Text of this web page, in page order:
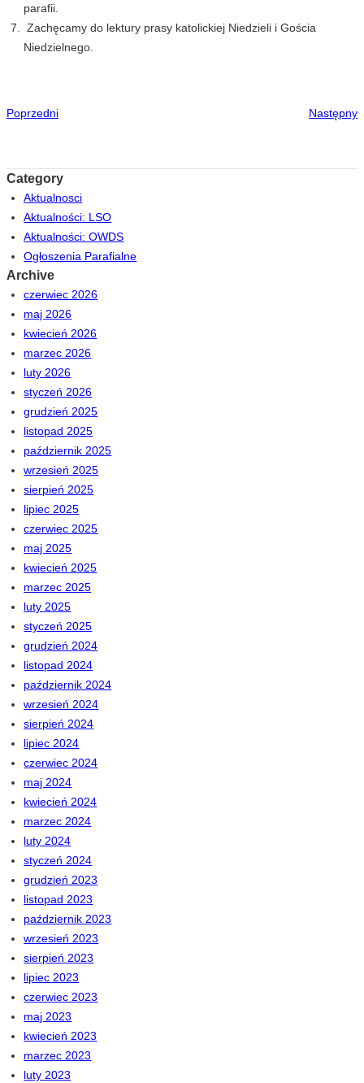
parafii.
Zachęcamy do lektury prasy katolickiej Niedzieli i Gościa
Niedzielnego.
Poprzedni Następny
Category
Aktualnosci
Aktualności: LSO
Aktualności: OWDS
Ogłoszenia Parafialne
Archive
czerwiec 2026
maj 2026
kwiecień 2026
marzec 2026
luty 2026
styczeń 2026
grudzień 2025
listopad 2025
październik 2025
wrzesień 2025
sierpień 2025
lipiec 2025
czerwiec 2025
maj 2025
kwiecień 2025
marzec 2025
luty 2025
styczeń 2025
grudzień 2024
listopad 2024
październik 2024
wrzesień 2024
sierpień 2024
lipiec 2024
czerwiec 2024
maj 2024
kwiecień 2024
marzec 2024
luty 2024
styczeń 2024
grudzień 2023
listopad 2023
październik 2023
wrzesień 2023
sierpień 2023
lipiec 2023
czerwiec 2023
maj 2023
kwiecień 2023
marzec 2023
luty 2023